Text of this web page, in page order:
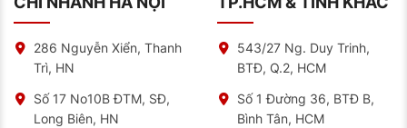
286 Nguyễn Xiển, Thanh
Trì, HN
Số 17 No10B ĐTM, SĐ,
Long Biên, HN
543/27 Ng. Duy Trinh,
BTĐ, Q.2, HCM
Số 1 Đường 36, BTĐ B,
Bình Tân, HCM